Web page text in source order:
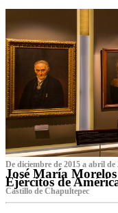
De diciembre de 2015 a abril de
José María
Ejércitos de
C‌astillo de Chapultepec